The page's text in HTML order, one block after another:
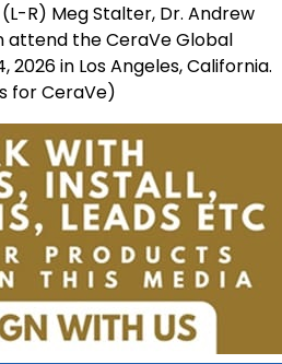
(L-R) Meg Stalter, Dr. Andrew
attend the CeraVe Global
in Los Angeles, California.
for CeraVe)